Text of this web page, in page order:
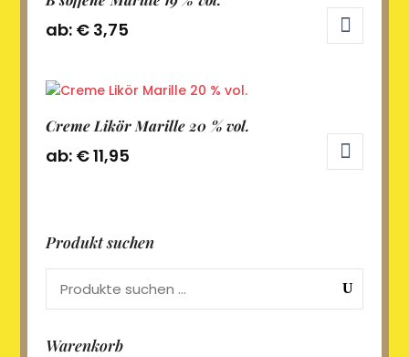
ab: €3,75
weist
Varianten
auf.
auf
Produktseite
gewählt
Creme Likör Marille 20 % vol.
ab: €11,95
mehrere
auf.
Die
können
Produkt suchen
hen
Warenkorb